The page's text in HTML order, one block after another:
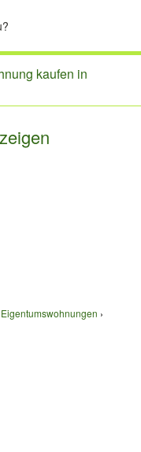
kaufen in
Eigentumswohnungen